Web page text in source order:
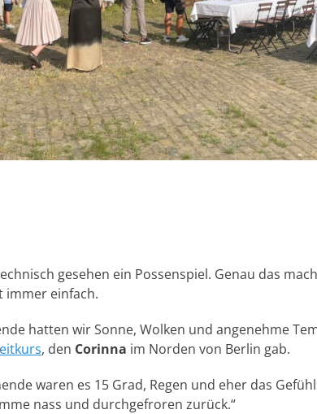
gesehen ein Possenspiel. Genau das
immer einfach.
hatten wir Sonne, Wolken und angenehme
, den Corinna im Norden von Berlin gab.
waren es 15 Grad, Regen und eher das
nass und durchgefroren zurück.“